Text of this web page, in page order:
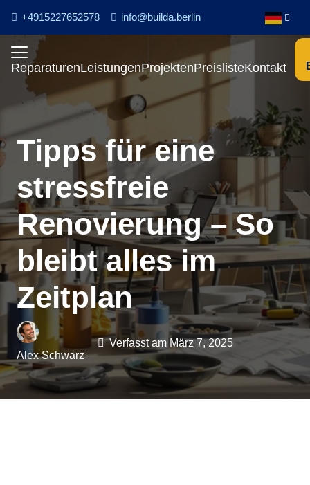
+4915227652578 info@builda.berlin
ReparaturenLeistungenProjektenPreislisteKontakt
Tipps für eine
stressfreie
Renovierung – So
bleibt alles im
Zeitplan
Alex Schwarz
Verfasst am März 7, 2025